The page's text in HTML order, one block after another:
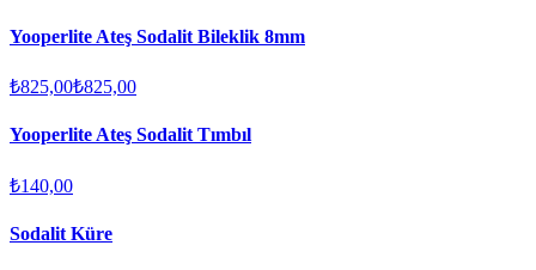
Yooperlite Ateş Sodalit Bileklik 8mm
₺825,00₺825,00
Yooperlite Ateş Sodalit Tımbıl
₺140,00
Sodalit Küre